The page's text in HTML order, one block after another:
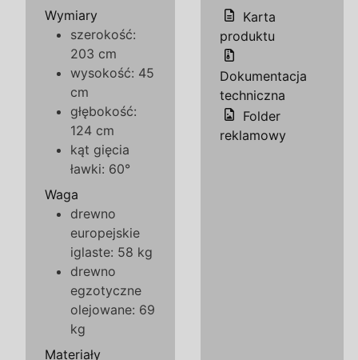
Wymiary
szerokość:
203 cm
wysokość: 45
cm
głębokość:
124 cm
kąt gięcia
ławki: 60°
Waga
drewno
europejskie
iglaste: 58 kg
drewno
egzotyczne
olejowane: 69
kg
Materiały
Karta
produktu
Dokumentacja
techniczna
Folder
reklamowy